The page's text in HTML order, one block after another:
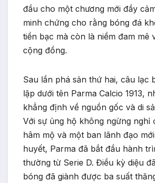
đầu cho một chương mới đầy
minh chứng cho rằng bóng đá
tiền bạc mà còn là niềm đam mê
cộng đồng.
Sau lần phá sản thứ hai, câu lạc
lập dưới tên Parma Calcio 1913,
khẳng định về nguồn gốc và di
Với sự ủng hộ không ngừng nghỉ
hâm mộ và một ban lãnh đạo
huyết, Parma đã bắt đầu hành
thường từ Serie D. Điều kỳ diệu
bóng đã giành được ba suất